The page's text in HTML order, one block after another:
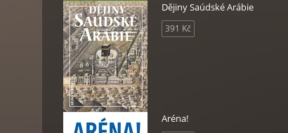
Dějiny Saúdské Arábie
391 Kč
Aréna!